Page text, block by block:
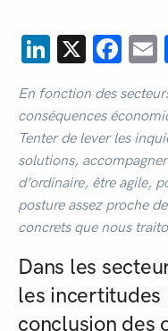
LinkedIn
X
En fonction des
conséquences
Tenter de lever les
solutions,
d’ordinaire, être agile,
posture assez proche
concrets que nous
Dans les
les incertitudes
conclusion des